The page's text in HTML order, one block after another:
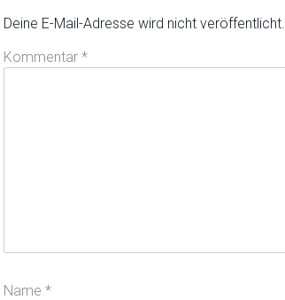
Deine E-Mail-Adresse wird nicht veröffentlicht.
Kommentar *
Name *